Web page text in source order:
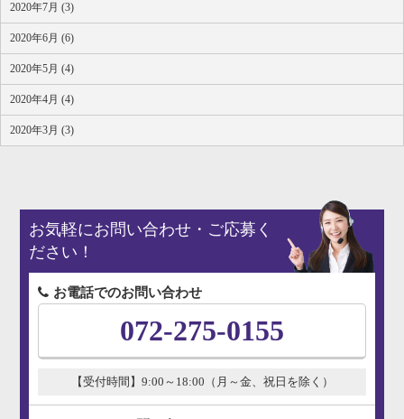
2020年7月 (3)
2020年6月 (6)
2020年5月 (4)
2020年4月 (4)
2020年3月 (3)
お気軽にお問い合わせ・ご応募く
ださい！
お電話でのお問い合わせ
072-275-0155
【受付時間】9:00～18:00（月～金、祝日を除く）